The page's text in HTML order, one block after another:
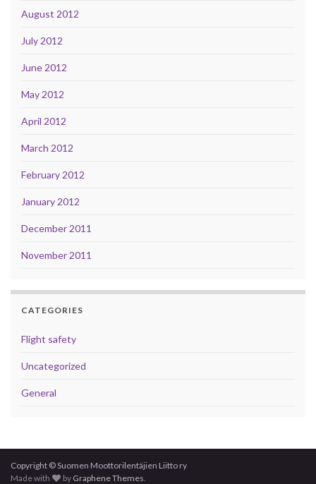
August 2012
July 2012
June 2012
May 2012
April 2012
March 2012
February 2012
January 2012
December 2011
November 2011
CATEGORIES
Flight safety
Uncategorized
General
Copyright © Suomen Moottorilentäjien Liitto ry
Made with
by Graphene Themes.